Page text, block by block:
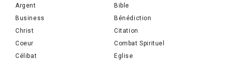
Argent
Bible
Business
Bénédiction
Christ
Citation
Coeur
Combat Spirituel
Célibat
Eglise